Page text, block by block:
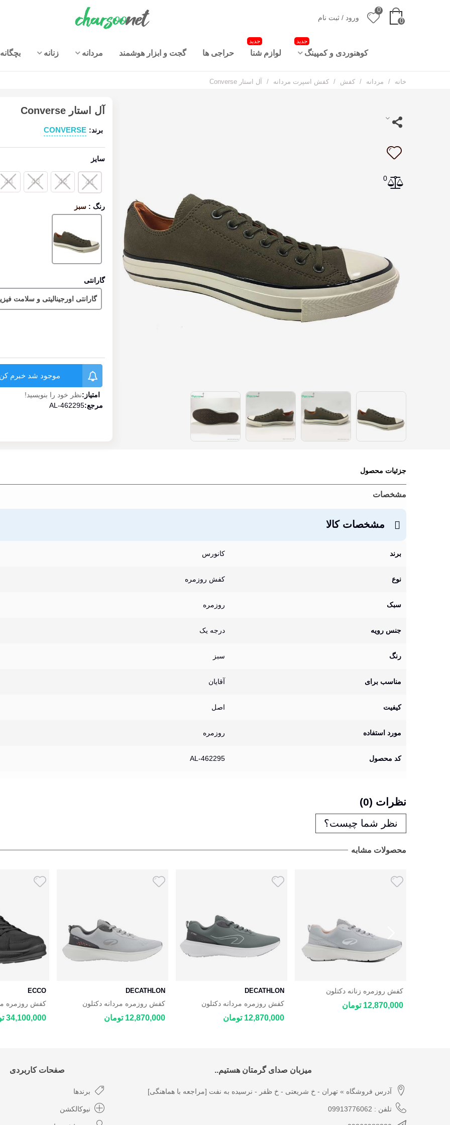
0
0
ورود / ثبت نام
کوهنوردی و کمپینگ
جدید
لوازم شنا
جدید
حراجی ها گجت و ابزار هوشمند مردانه زنانه بچگانه
خانه / مردانه / کفش / کفش اسپرت مردانه / آل استار Converse
0
آل استار Converse
برند: CONVERSE
سایز
41
42
43
44
رنگ : سبز
گارانتی
گارانتی اورجینالیتی و سلامت
موجود شد خبرم
امتیاز:نظر خود را بنویسید!
مرجع:AL-462295
جزئیات محصول
مشخصات
مشخصات کالا
برند کانورس
نوع کفش روزمره
سبک روزمره
جنس رویه درجه یک
رنگ سبز
مناسب برای آقایان
کیفیت اصل
مورد استفاده روزمره
کد محصول AL-462295
نظرات (0)
نظر شما چیست؟
محصولات مشابه
کفش روزمره زنانه دکتلون
DECATHLON JOGFLOW 100.1
12,870,000 تومان
DECATHLON
کفش روزمره مردانه دکتلون
DECATHLON JOGFLOW 100.1
12,870,000 تومان
DECATHLON
کفش روزمره مردانه دکتلون
DECATHLON JOGFLOW
12,870,000 تومان
ECCO
BYWAY 2.0
34,100,000 تومان
میزبان صدای گرمتان هستیم..
آدرس فروشگاه » تهران - خ شریعتی - خ ظفر - نرسیده به نفت [مراجعه با هماهنگی]
تلفن : 09913776062
صفحات کاربردی
برندها
نیوکالکشن